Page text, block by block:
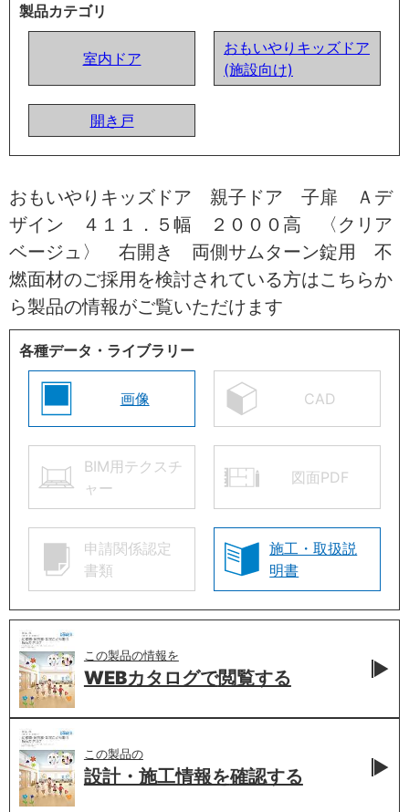
製品カテゴリ
室内ドア
おもいやりキッズドア
(施設向け)
開き戸
おもいやりキッズドア 親子ドア 子扉 Ａデ
ザイン ４１１．５幅 ２０００高 〈クリア
ベージュ〉 右開き 両側サムターン錠用 不
燃面材のご採用を検討されている方はこちらか
ら製品の情報がご覧いただけます
各種データ・ライブラリー
画像 CAD
BIM用テクスチ
ャー
図面PDF
申請関係認定
書類
施工・取扱説
明書
この製品の情報を
WEBカタログで閲覧する
この製品の
設計・施工情報を確認する